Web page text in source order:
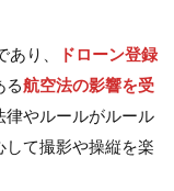
り、
ドローン登録
る航空法の影響を受
律やルールがルール
て撮影や操縦を楽